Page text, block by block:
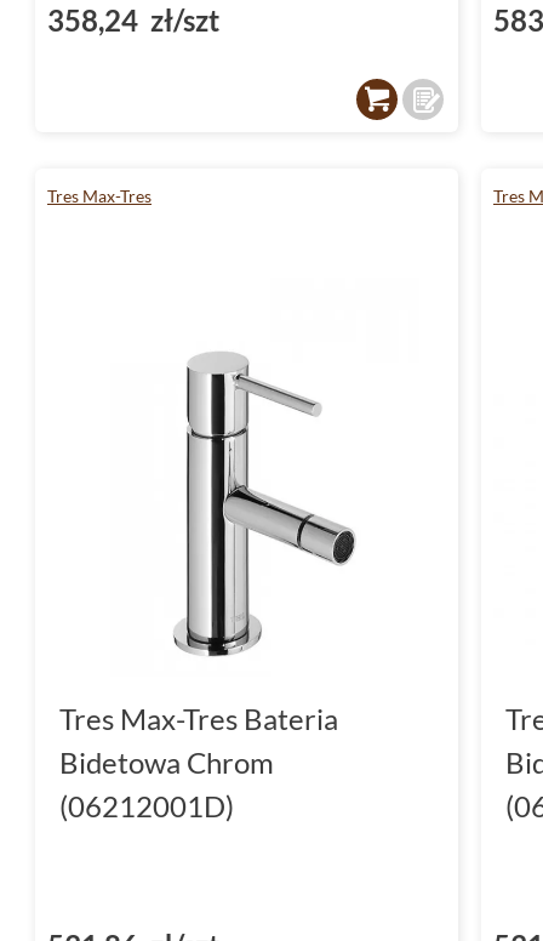
358,24 zł/szt
Tres Max-Tres
Tres Max-Tres Bateria
Bidetowa Chrom
(06212001D)
Tres